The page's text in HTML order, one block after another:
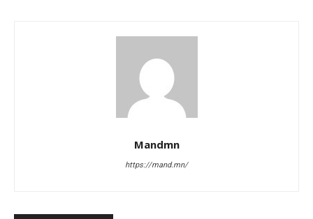
Mandmn
https://mand.mn/